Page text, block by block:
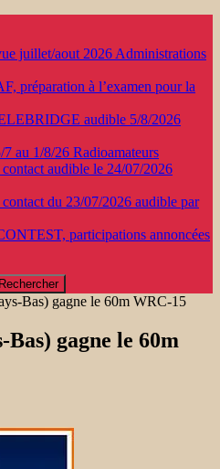
juillet/aout 2026 Administrations
préparation à l’examen pour la
audible 5/8/2026
au 1/8/26 Radioamateurs
audible le 24/07/2026
du 23/07/2026 audible par
participations annoncées
Bas) gagne le 60m WRC-15
gagne le 60m